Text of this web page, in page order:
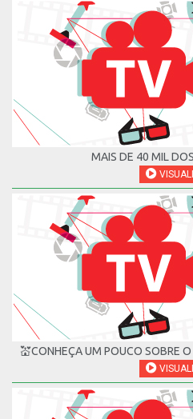
MAIS DE 40 MIL
💒CONHEÇA UM POUCO SOBRE